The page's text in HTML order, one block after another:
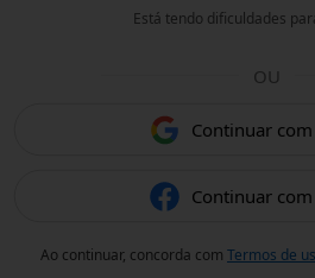
Está tendo dificuldades
OU
Continuar
Continuar
Ao continuar, concorda com Termos de